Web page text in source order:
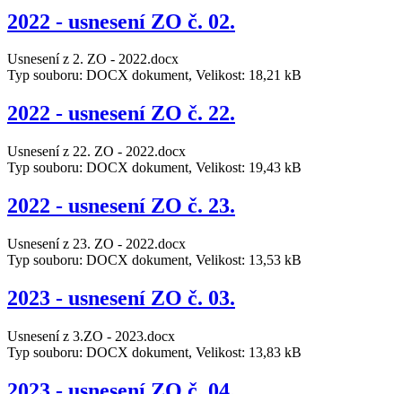
2022 - usnesení ZO č. 02.
Usnesení z 2. ZO - 2022.docx
Typ souboru: DOCX dokument, Velikost: 18,21 kB
2022 - usnesení ZO č. 22.
Usnesení z 22. ZO - 2022.docx
Typ souboru: DOCX dokument, Velikost: 19,43 kB
2022 - usnesení ZO č. 23.
Usnesení z 23. ZO - 2022.docx
Typ souboru: DOCX dokument, Velikost: 13,53 kB
2023 - usnesení ZO č. 03.
Usnesení z 3.ZO - 2023.docx
Typ souboru: DOCX dokument, Velikost: 13,83 kB